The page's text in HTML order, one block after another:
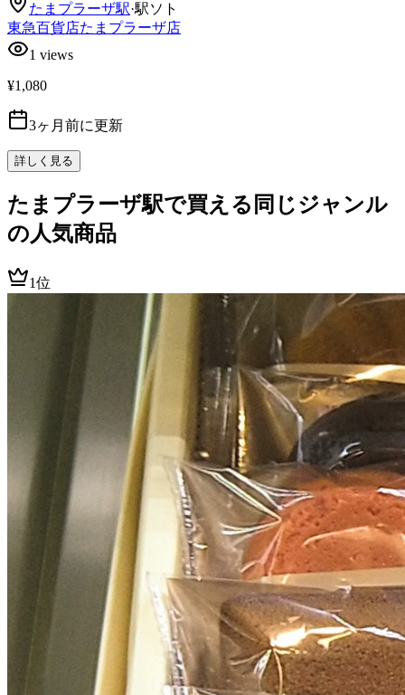
たまプラーザ駅·駅ソト
東急百貨店たまプラーザ店
1 views
¥1,080
3ヶ月前に更新
詳しく見る
たまプラーザ駅で買える同じジャンル
の人気商品
1位